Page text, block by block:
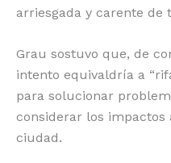
arriesgada y carente de
Grau sostuvo que, de
intento equivaldría a
para solucionar
considerar los impactos
ciudad.